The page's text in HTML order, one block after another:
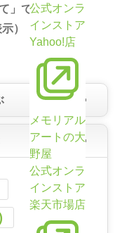
公式オンラ
インストア
Yahoo!店
メモリアル
アートの大
野屋
公式オンラ
インストア
楽天市場店
」で絞り込み
）